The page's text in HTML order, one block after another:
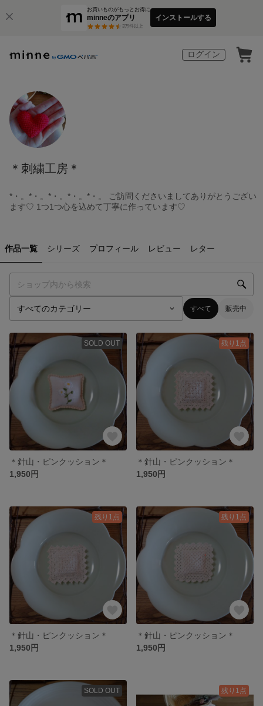
お買いものがもっとお得に
minneのアプリ
3万件以上
インストールする
ログイン
＊刺繍工房＊
*・。*・。*・。*・。*・。 ご訪問くださいましてありがとうござい
ます♡ 1つ1つ心を込めて丁寧に作っています♡
作品一覧 シリーズ プロフィール レビュー レター
すべて 販売中
SOLD OUT
＊針山・ピンクッション＊
1,950円
残り1点
＊針山・ピンクッション＊
1,950円
残り1点
＊針山・ピンクッション＊
1,950円
残り1点
＊針山・ピンクッション＊
1,950円
SOLD OUT 残り1点